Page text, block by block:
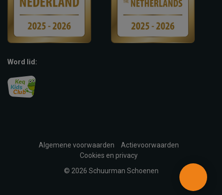
Word lid:
Algemene voorwaarden
Actievoorwaarden
Cookies en privacy
© 2026 Schuurman Schoenen